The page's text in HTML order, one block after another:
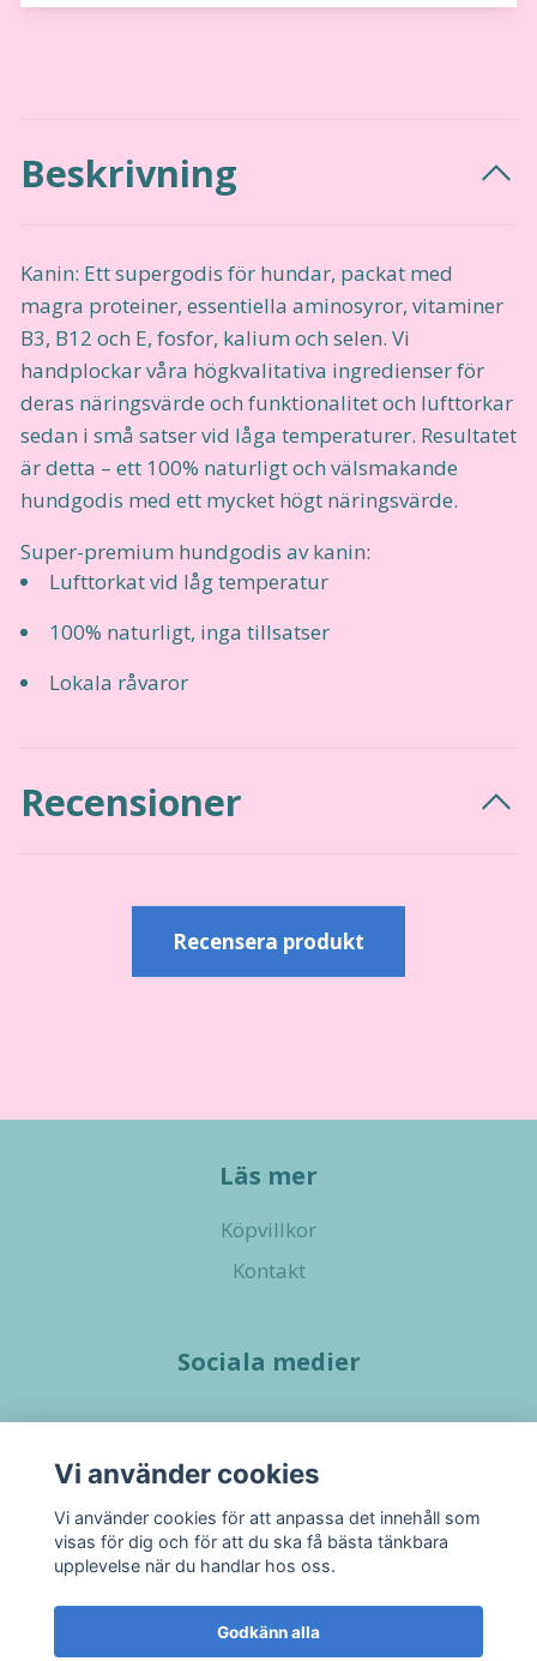
Beskrivning
Kanin: Ett supergodis för hundar, packat med
magra proteiner, essentiella aminosyror, vitaminer
B3, B12 och E, fosfor, kalium och selen. Vi
handplockar våra högkvalitativa ingredienser för
deras näringsvärde och funktionalitet och lufttorkar
sedan i små satser vid låga temperaturer. Resultatet
är detta – ett 100% naturligt och välsmakande
hundgodis med ett mycket högt näringsvärde.
Super-premium hundgodis av kanin:
Lufttorkat vid låg temperatur
100% naturligt, inga tillsatser
Lokala råvaror
Recensioner
Recensera produkt
Läs mer
Köpvillkor
Kontakt
Sociala medier
Vi använder cookies
Vi använder cookies för att anpassa det innehåll som
visas för dig och för att du ska få bästa tänkbara
upplevelse när du handlar hos oss.
Godkänn alla